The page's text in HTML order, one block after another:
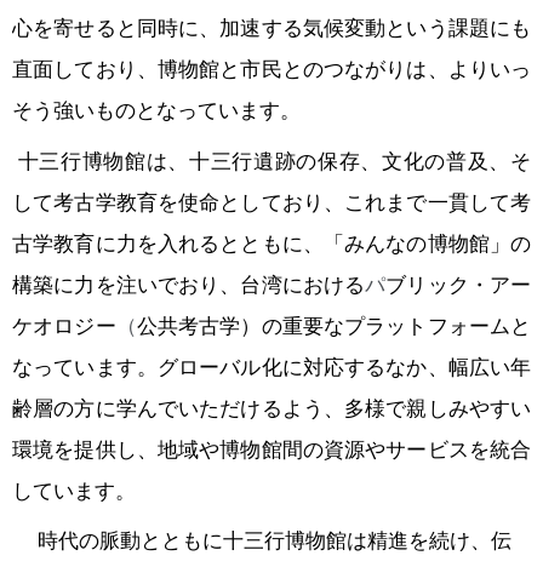
心を寄せると同時に、加速する気候変動という課題にも
直面しており、博物館と市民とのつながりは、よりいっ
そう強いものとなっています。
十三行博物館は、十三行遺跡の保存、文化の普及、そ
して考古学教育を使命としており、これまで一貫して考
古学教育に力を入れるとともに、「みんなの博物館」の
構築に力を注いでおり、台湾におけるパブリック・アー
ケオロジー （公共考古学）の重要なプラットフォームと
なっています。グローバル化に対応するなか、幅広い年
齢層の方に学んでいただけるよう、多様で親しみやすい
環境を提供し、地域や博物館間の資源やサービスを統合
しています。
時代の脈動とともに十三行博物館は精進を続け、伝